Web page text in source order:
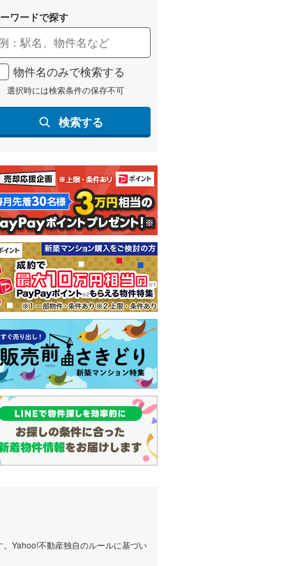
ワードで探す
物件名のみで検索する
選択時には検索条件の保存不可
検索する
Yahoo!不動産独自のルールに基づい